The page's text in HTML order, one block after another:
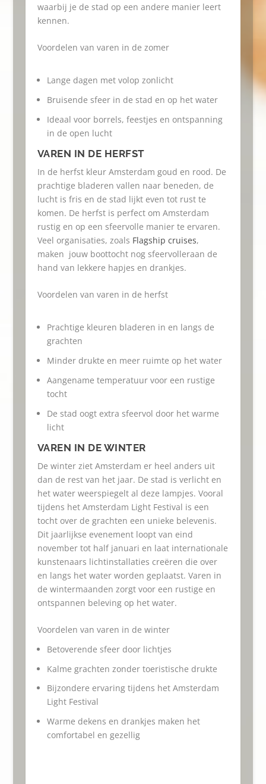
waarbij je de stad op een andere manier leert
kennen.
Voordelen van varen in de zomer
Lange dagen met volop zonlicht
Bruisende sfeer in de stad en op het water
Ideaal voor borrels, feestjes en ontspanning
in de open lucht
VAREN IN DE HERFST
In de herfst kleur Amsterdam goud en rood. De
prachtige bladeren vallen naar beneden, de
lucht is fris en de stad lijkt even tot rust te
komen. De herfst is perfect om Amsterdam
rustig en op een sfeervolle manier te ervaren.
Veel organisaties, zoals Flagship cruises,
maken jouw boottocht nog sfeervolleraan de
hand van lekkere hapjes en drankjes.
Voordelen van varen in de herfst
Prachtige kleuren bladeren in en langs de
grachten
Minder drukte en meer ruimte op het water
Aangename temperatuur voor een rustige
tocht
De stad oogt extra sfeervol door het warme
licht
VAREN IN DE WINTER
De winter ziet Amsterdam er heel anders uit
dan de rest van het jaar. De stad is verlicht en
het water weerspiegelt al deze lampjes. Vooral
tijdens het Amsterdam Light Festival is een
tocht over de grachten een unieke belevenis.
Dit jaarlijkse evenement loopt van eind
november tot half januari en laat internationale
kunstenaars lichtinstallaties creëren die over
en langs het water worden geplaatst. Varen in
de wintermaanden zorgt voor een rustige en
ontspannen beleving op het water.
Voordelen van varen in de winter
Betoverende sfeer door lichtjes
Kalme grachten zonder toeristische drukte
Bijzondere ervaring tijdens het Amsterdam
Light Festival
Warme dekens en drankjes maken het
comfortabel en gezellig